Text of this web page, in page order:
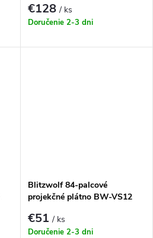
€128/ ks
Doručenie 2-3 dni
Blitzwolf 84-palcové
projekčné plátno BW-VS12
€51/ ks
Doručenie 2-3 dni